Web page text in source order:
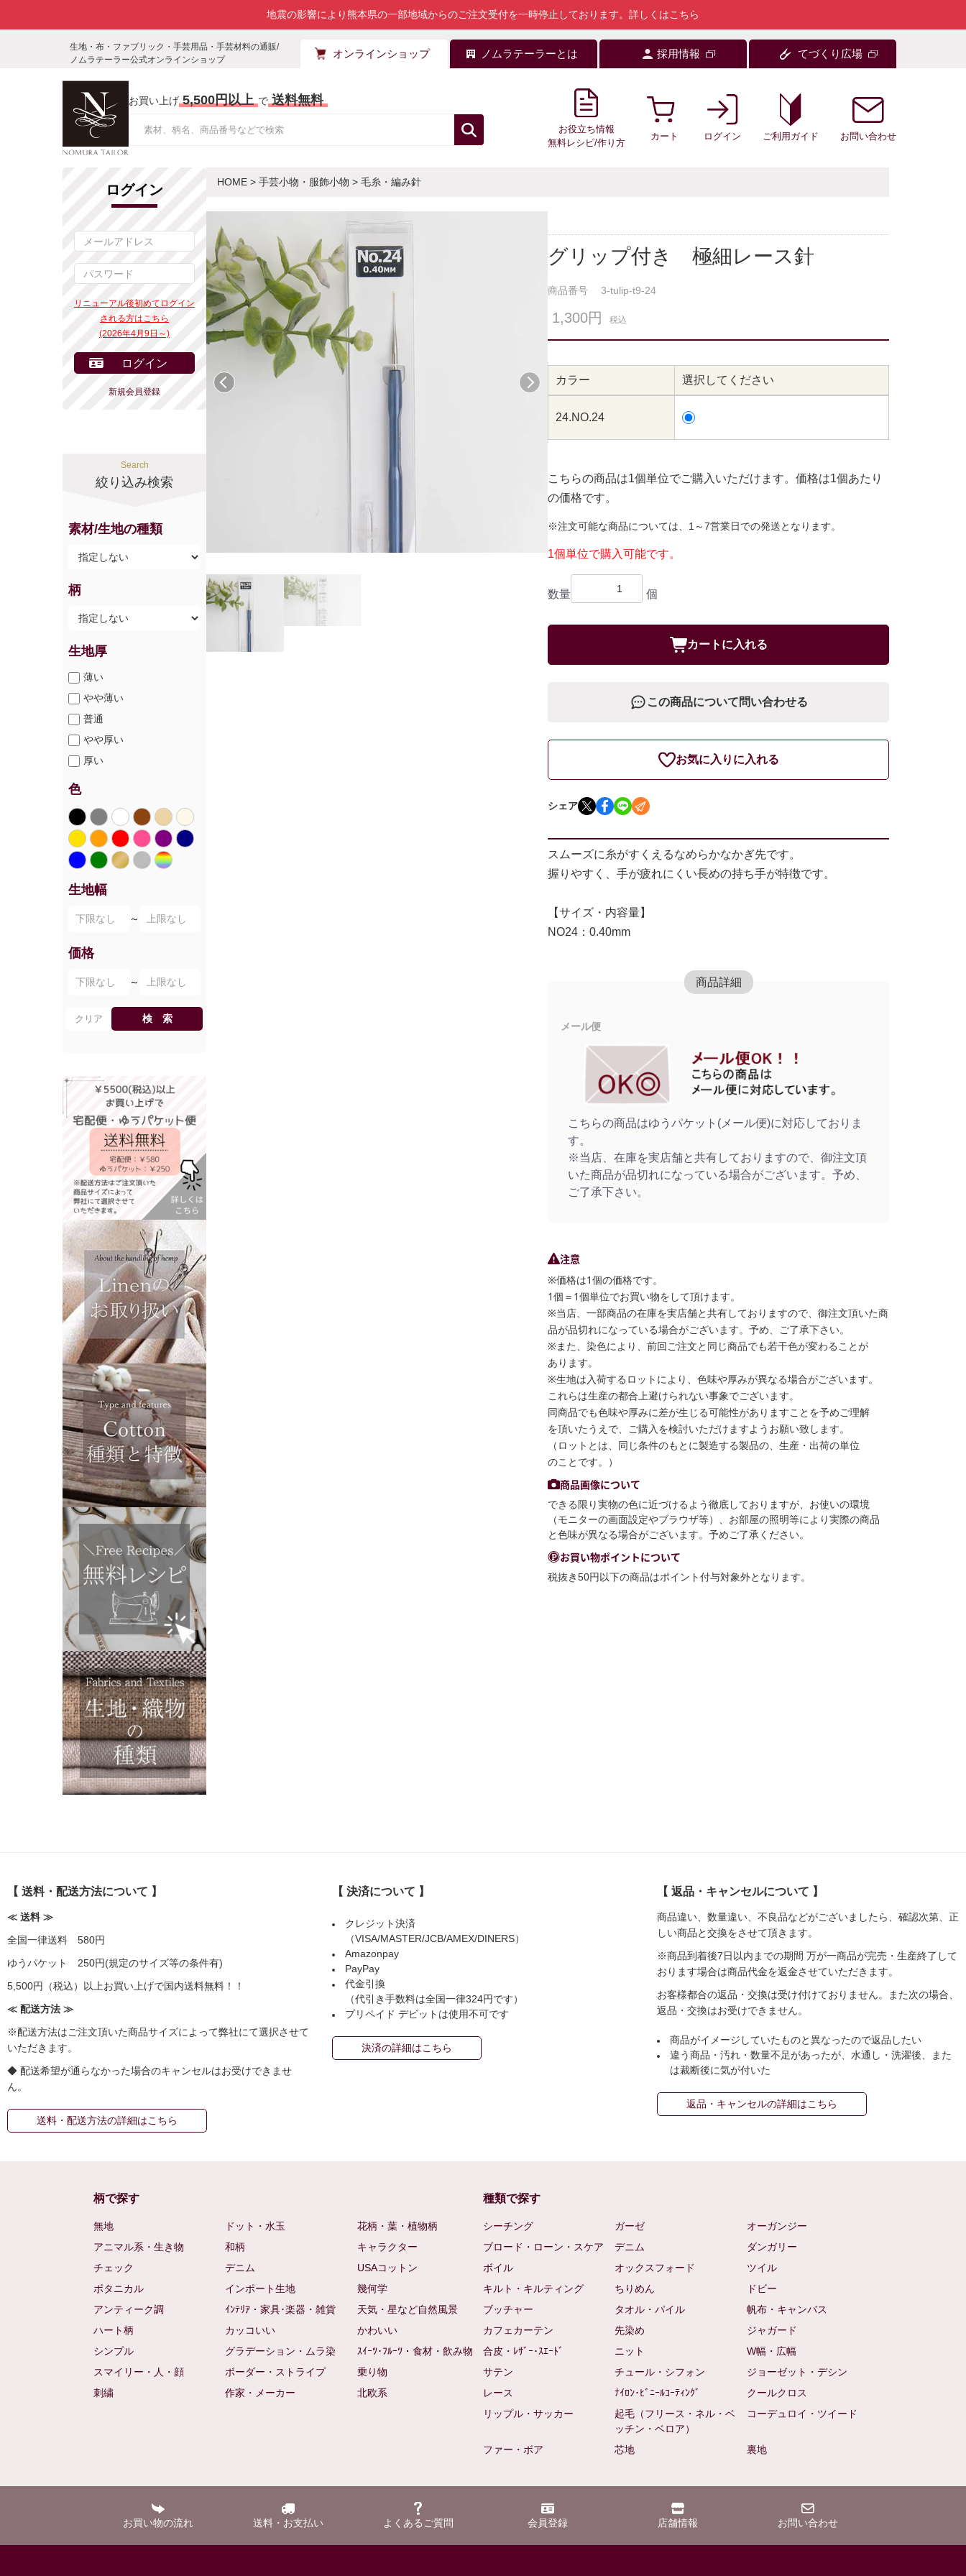
地震の影響により熊本県の一部地域からのご注文受付を一時停止しております。 詳しくはこちら
生地・布・ファブリック・手芸用品・手芸材料の通販/
ノムラテーラー公式オンラインショップ
オンラインショップ ノムラテーラーとは 採用情報 てづくり広場
お買い上げ 5,500円以上 で 送料無料
お役立ち情報
無料レシピ/作り方
カート ログイン ご利用ガイド お問い合わせ
ログイン
リニューアル後初めてログイン
される方はこちら
(2026年4月9日～)
ログイン
新規会員登録
Search
絞り込み検索
素材/生地の種類
柄
生地厚
薄い
やや薄い
普通
やや厚い
厚い
色
生地幅
～
価格
～
クリア 検 索
HOME > 手芸小物・服飾小物 > 毛糸・編み針
前へ 次へ
グリップ付き 極細レース針
商品番号 3-tulip-t9-24
1,300円 税込
カラー 選択してください
24.NO.24
こちらの商品は1個単位でご購入いただけます。価格は1個あたり
の価格です。
※注文可能な商品については、1～7営業日での発送となります。
1個単位で購入可能です。
数量 個
カートに入れる
この商品について問い合わせる
お気に入りに入れる
シェア
スムーズに糸がすくえるなめらかなかぎ先です。
握りやすく、手が疲れにくい長めの持ち手が特徴です。
【サイズ・内容量】
NO24：0.40mm
商品詳細
メール便
こちらの商品はゆうパケット(メール便)に対応しておりま
す。
※当店、在庫を実店舗と共有しておりますので、御注文頂
いた商品が品切れになっている場合がございます。予め、
ご了承下さい。
注意
※価格は1個の価格です。
1個＝1個単位でお買い物をして頂けます。
※当店、一部商品の在庫を実店舗と共有しておりますので、御注文頂いた商
品が品切れになっている場合がございます。予め、ご了承下さい。
※また、染色により、前回ご注文と同じ商品でも若干色が変わることが
あります。
※生地は入荷するロットにより、色味や厚みが異なる場合がございます。
これらは生産の都合上避けられない事象でございます。
同商品でも色味や厚みに差が生じる可能性がありますことを予めご理解
を頂いたうえで、ご購入を検討いただけますようお願い致します。
（ロットとは、同じ条件のもとに製造する製品の、生産・出荷の単位
のことです。）
商品画像について
できる限り実物の色に近づけるよう徹底しておりますが、お使いの環境
（モニターの画面設定やブラウザ等）、お部屋の照明等により実際の商品
と色味が異なる場合がございます。予めご了承ください。
お買い物ポイントについて
税抜き50円以下の商品はポイント付与対象外となります。
【 送料・配送方法について 】
≪ 送料 ≫
全国一律送料 580円
ゆうパケット 250円(規定のサイズ等の条件有)
5,500円（税込）以上お買い上げで国内送料無料！！
≪ 配送方法 ≫
※配送方法はご注文頂いた商品サイズによって弊社にて選択させて
いただきます。
◆ 配送希望が通らなかった場合のキャンセルはお受けできませ
ん。
送料・配送方法の詳細はこちら
【 決済について 】
クレジット決済
（VISA/MASTER/JCB/AMEX/DINERS）
Amazonpay
PayPay
代金引換
（代引き手数料は全国一律324円です）
プリペイド デビットは使用不可です
決済の詳細はこちら
【 返品・キャンセルについて 】
商品違い、数量違い、不良品などがございましたら、確認次第、正
しい商品と交換をさせて頂きます。
※商品到着後7日以内までの期間 万が一商品が完売・生産終了して
おります場合は商品代金を返金させていただきます。
お客様都合の返品・交換は受け付けておりません。また次の場合、
返品・交換はお受けできません。
商品がイメージしていたものと異なったので返品したい
違う商品・汚れ・数量不足があったが、水通し・洗濯後、また
は裁断後に気が付いた
返品・キャンセルの詳細はこちら
柄で探す
無地 ドット・水玉
花柄・葉・植物柄
アニマル系・生き物
和柄
キャラクター
チェック
デニム
USAコットン
ボタニカル
インポート生地
幾何学
アンティーク調
ｲﾝﾃﾘｱ・家具･楽器・雑貨
天気・星など自然風景
ハート柄
カッコいい
かわいい
シンプル
グラデーション・ムラ染
ｽｲｰﾂ･ﾌﾙｰﾂ・食材・飲み物
スマイリー・人・顔
ボーダー・ストライプ
乗り物
刺繍
作家・メーカー 北欧系
種類で探す
シーチング ガーゼ
オーガンジー
ブロード・ローン・スケア
デニム
ダンガリー
ボイル
オックスフォード
ツイル
キルト・キルティング
ちりめん
ドビー
ブッチャー
タオル・パイル
帆布・キャンバス
カフェカーテン
先染め
ジャガード
合皮・ﾚｻﾞｰ･ｽｴｰﾄﾞ
ニット
W幅・広幅
サテン
チュール・シフォン
ジョーゼット・デシン
レース
ﾅｲﾛﾝ･ﾋﾞﾆｰﾙｺｰﾃｨﾝｸﾞ
クールクロス
リップル・サッカー
起毛（フリース・ネル・ベ
ッチン・ベロア）
コーデュロイ・ツイード
ファー・ボア 芯地 裏地
お買い物の流れ 送料・お支払い よくあるご質問 会員登録 店舗情報 お問い合わせ